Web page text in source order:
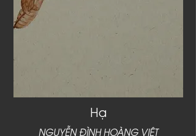
Hạ
NGUYỄN ĐÌNH HOÀNG VIỆT